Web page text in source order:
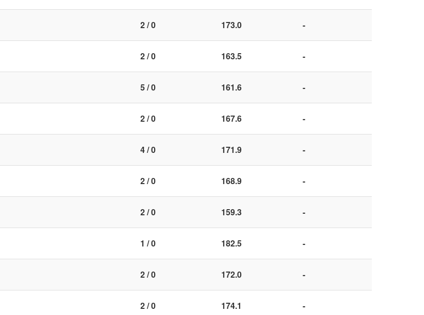
2 / 0 173.0 -
2 / 0 163.5 -
5 / 0 161.6 -
2 / 0 167.6 -
4 / 0 171.9 -
2 / 0 168.9 -
2 / 0 159.3 -
1 / 0 182.5 -
2 / 0 172.0 -
2 / 0 174.1 -